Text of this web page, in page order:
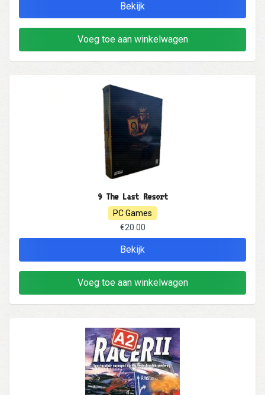
Bekijk
Voeg toe aan winkelwagen
9 The Last Resort
PC Games
€20.00
Bekijk
Voeg toe aan winkelwagen